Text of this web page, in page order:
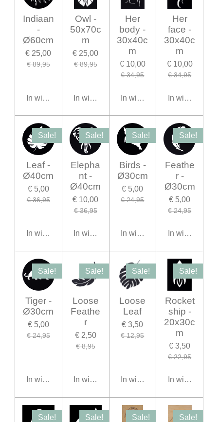
Indiaan
-
Ø60cm
€ 25,00
€ 89,95
In winkelwagen
Owl -
50x70c
m
€ 25,00
€ 89,95
In winkelwagen
Her
body -
30x40c
m
€ 10,00
€ 34,95
In winkelwagen
Her
face -
30x40c
m
€ 10,00
€ 34,95
In
Sale!
Leaf -
Ø40cm
€ 5,00
€ 36,95
In winkelwagen
Sale!
Elepha
nt -
Ø40cm
€ 10,00
€ 36,95
In winkelwagen
Sale!
Birds -
Ø30cm
€ 5,00
€ 24,95
In winkelwagen
Sale!
Feathe
r -
Ø30cm
€ 5,00
€ 24,95
In
Sale!
Tiger -
Ø30cm
€ 5,00
€ 24,95
In winkelwagen
Sale!
Loose
Feathe
r
€ 2,50
€ 8,95
In winkelwagen
Sale!
Loose
Leaf
€ 3,50
€ 12,95
In winkelwagen
Sale!
Rocket
ship -
20x30c
m
€ 3,50
€ 22,95
In
Sale! Sale! Sale! Sale!